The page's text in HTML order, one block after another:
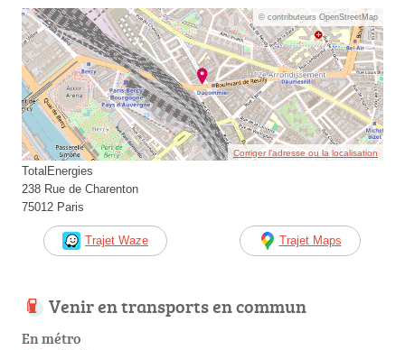
© contributeurs OpenStreetMap
Corriger l’adresse ou la localisation
TotalEnergies
238 Rue de Charenton
75012 Paris
Trajet Waze Trajet Maps
Venir en transports en commun
En métro